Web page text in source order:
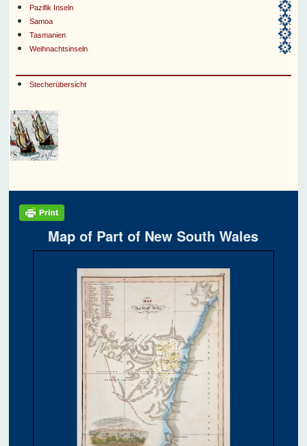
Pazifik Inseln
Samoa
Tasmanien
Weihnachtsinseln
Stecherübersicht
Map of Part of New South Wales